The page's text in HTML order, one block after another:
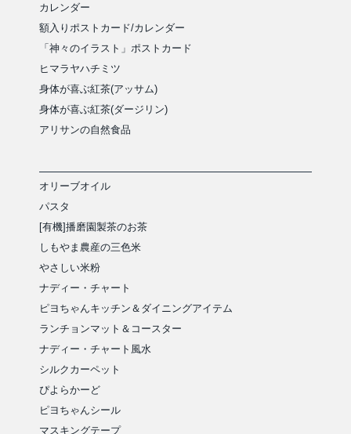
カレンダー
額入りポストカード/カレンダー
「神々のイラスト」ポストカード
ヒマラヤハチミツ
身体が喜ぶ紅茶(アッサム)
身体が喜ぶ紅茶(ダージリン)
アリサンの自然食品
オリーブオイル
パスタ
[有機]播磨園製茶のお茶
しもやま農産の三色米
やさしい米粉
ナディー・チャート
ピヨちゃんキッチン＆ダイニングアイテム
ランチョンマット＆コースター
ナディー・チャート風水
シルクカーペット
ぴよらかーど
ピヨちゃんシール
マスキングテープ